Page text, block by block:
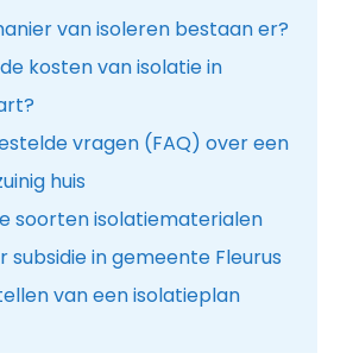
van isoleren bestaan er?
kosten van isolatie in
vragen (FAQ) over een
huis
soorten isolatiematerialen
subsidie in gemeente Fleurus
van een isolatieplan